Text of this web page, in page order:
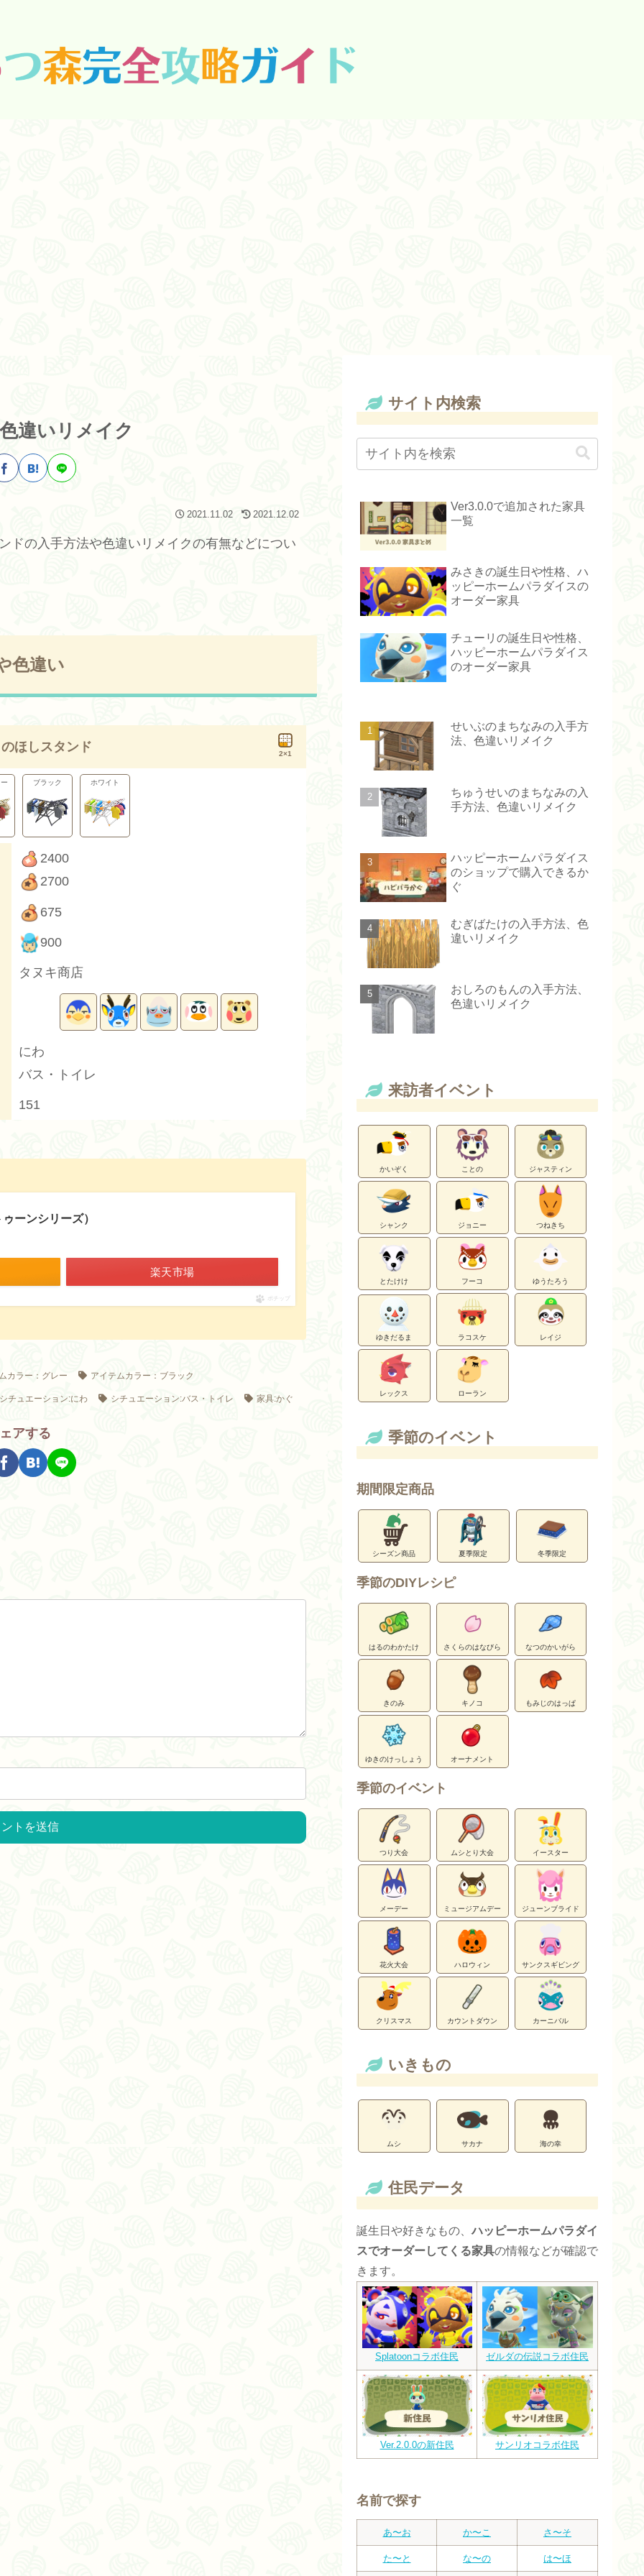
違いリメイク
2021.11.02 2021.12.02
ドの入手方法や色違いリメイクの有無などについ
色違い
ほしスタンド 2×1
ブラック ホワイト
2400
2700
675
900
タヌキ商店
にわ
バス・トイレ
151
ーンシリーズ）
楽天市場
ポチップ
カラー：グレー アイテムカラー：ブラック
シチュエーション:にわ シチュエーション:バス・トイレ 家具:かぐ
アする
サイト内検索
Ver3.0.0で追加された家具
一覧
みさきの誕生日や性格、ハ
ッピーホームパラダイスの
オーダー家具
チューリの誕生日や性格、
ハッピーホームパラダイス
のオーダー家具
せいぶのまちなみの入手方
法、色違いリメイク
ちゅうせいのまちなみの入
手方法、色違いリメイク
ハッピーホームパラダイス
のショップで購入できるか
ぐ
むぎばたけの入手方法、色
違いリメイク
おしろのもんの入手方法、
色違いリメイク
来訪者イベント
かいぞく ことの ジャスティン
シャンク ジョニー つねきち
とたけけ フーコ ゆうたろう
ゆきだるま ラコスケ レイジ
レックス ローラン
季節のイベント
期間限定商品
シーズン商品 夏季限定 冬季限定
季節のDIYレシピ
はるのわかたけ さくらのはなびら なつのかいがら
きのみ キノコ もみじのはっぱ
ゆきのけっしょう オーナメント
季節のイベント
つり大会 ムシとり大会 イースター
メーデー ミュージアムデー ジューンブライド
花火大会 ハロウィン サンクスギビング
クリスマス カウントダウン カーニバル
いきもの
ムシ サカナ 海の幸
住民データ
誕生日や好きなもの、ハッピーホームパラダイ
スでオーダーしてくる家具の情報などが確認で
きます。
Splatoonコラボ住民 ゼルダの伝説コラボ住民
Ver.2.0.0の新住民 サンリオコラボ住民
名前で探す
あ〜お か〜こ さ〜そ
た〜と な〜の は〜ほ